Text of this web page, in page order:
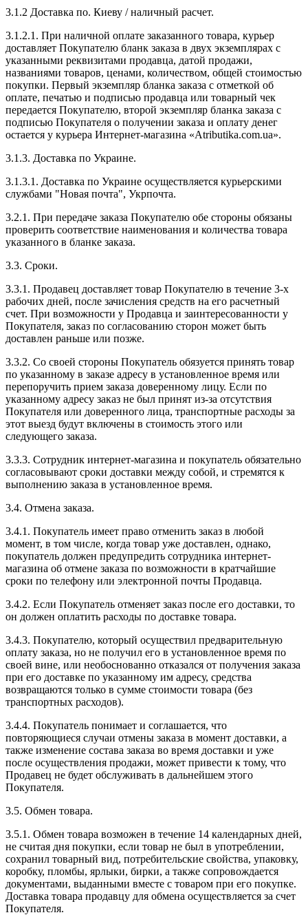
3.1.2 Доставка по. Киеву / наличный расчет.
3.1.2.1. При наличной оплате заказанного товара, курьер
доставляет Покупателю бланк заказа в двух экземплярах с
указанными реквизитами продавца, датой продажи,
названиями товаров, ценами, количеством, общей стоимостью
покупки. Первый экземпляр бланка заказа с отметкой об
оплате, печатью и подписью продавца или товарный чек
передается Покупателю, второй экземпляр бланка заказа с
подписью Покупателя о получении заказа и оплату денег
остается у курьера Интернет-магазина «Atributika.com.ua».
3.1.3. Доставка по Украине.
3.1.3.1. Доставка по Украине осуществляется курьерскими
службами "Новая почта", Укрпочта.
3.2.1. При передаче заказа Покупателю обе стороны обязаны
проверить соответствие наименования и количества товара
указанного в бланке заказа.
3.3. Сроки.
3.3.1. Продавец доставляет товар Покупателю в течение 3-х
рабочих дней, после зачисления средств на его расчетный
счет. При возможности у Продавца и заинтересованности у
Покупателя, заказ по согласованию сторон может быть
доставлен раньше или позже.
3.3.2. Со своей стороны Покупатель обязуется принять товар
по указанному в заказе адресу в установленное время или
перепоручить прием заказа доверенному лицу. Если по
указанному адресу заказ не был принят из-за отсутствия
Покупателя или доверенного лица, транспортные расходы за
этот выезд будут включены в стоимость этого или
следующего заказа.
3.3.3. Сотрудник интернет-магазина и покупатель обязательно
согласовывают сроки доставки между собой, и стремятся к
выполнению заказа в установленное время.
3.4. Отмена заказа.
3.4.1. Покупатель имеет право отменить заказ в любой
момент, в том числе, когда товар уже доставлен, однако,
покупатель должен предупредить сотрудника интернет-
магазина об отмене заказа по возможности в кратчайшие
сроки по телефону или электронной почты Продавца.
3.4.2. Если Покупатель отменяет заказ после его доставки, то
он должен оплатить расходы по доставке товара.
3.4.3. Покупателю, который осуществил предварительную
оплату заказа, но не получил его в установленное время по
своей вине, или необоснованно отказался от получения заказа
при его доставке по указанному им адресу, средства
возвращаются только в сумме стоимости товара (без
транспортных расходов).
3.4.4. Покупатель понимает и соглашается, что
повторяющиеся случаи отмены заказа в момент доставки, а
также изменение состава заказа во время доставки и уже
после осуществления продажи, может привести к тому, что
Продавец не будет обслуживать в дальнейшем этого
Покупателя.
3.5. Обмен товара.
3.5.1. Обмен товара возможен в течение 14 календарных дней,
не считая дня покупки, если товар не был в употреблении,
сохранил товарный вид, потребительские свойства, упаковку,
коробку, пломбы, ярлыки, бирки, а также сопровождается
документами, выданными вместе с товаром при его покупке.
Доставка товара продавцу для обмена осуществляется за счет
Покупателя.